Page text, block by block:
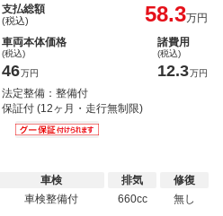
支払総額
(税込) 58.3万円
車両本体価格
(税込)
46万円
諸費用
(税込)
12.3万円
法定整備：整備付
保証付 (12ヶ月・走行無制限)
車検
車検整備付
排気
660cc
修復
無し